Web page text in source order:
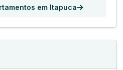
em Itapuca